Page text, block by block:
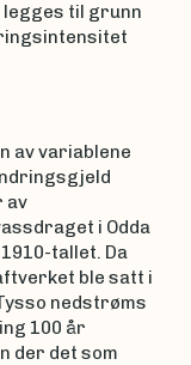
til grunn
av variablene
av
i Odda
tallet. Da
ble satt i
nedstrøms
100 år
der det som